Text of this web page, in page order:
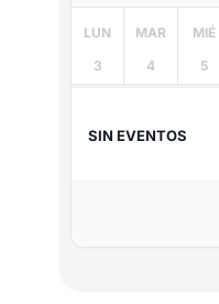
LUN
3
MAR
4
MIÉ
5
SIN EVENTOS